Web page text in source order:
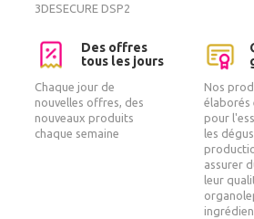
3DESECURE DSP2
Des offres
tous les jours
Chaque jour de
nouvelles offres, des
nouveaux produits
chaque semaine
Nos
élaborés
pour
les
assurer
leur